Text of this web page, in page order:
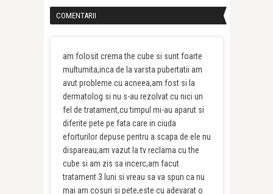
COMENTARII
am folosit crema the cube si sunt foarte
multumita,inca de la varsta pubertatii am
avut probleme cu acneea,am fost si la
dermatolog si nu s-au rezolvat cu nici un
fel de tratament,cu timpul mi-au aparut si
diferite pete pe fata care in ciuda
eforturilor depuse pentru a scapa de ele nu
dispareau,am vazut la tv reclama cu the
cube si am zis sa incerc,am facut
tratament 3 luni si vreau sa va spun ca nu
mai am cosuri si pete,este cu adevarat o